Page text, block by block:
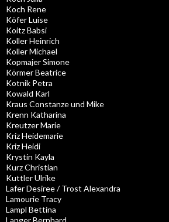
Koch Rene
Köfer Luise
Koitz Babsi
Koller Heinrich
Koller Michael
Kopmajer Simone
Körmer Beatrice
Kotnik Petra
Kowald Karl
Kraus Constanze und Mike
Krenn Katharina
Kreutzer Marie
Kriz Heidemarie
Kriz Heidi
Krystin Kayla
Kurz Christian
Kuttler Ulrike
Lafer Desiree / Trost Alexandra
Lamourie Tracy
Lampl Bettina